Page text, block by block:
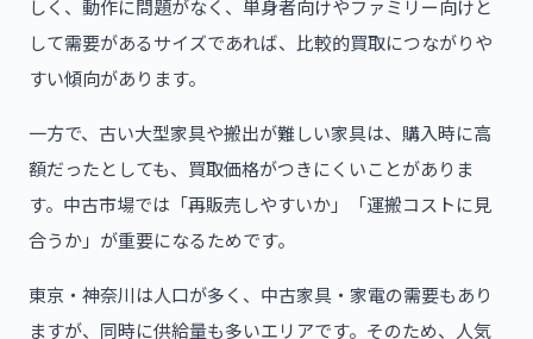
しく、動作に問題がなく、単身者向けやファミリー向けと
して需要があるサイズであれば、比較的買取につながりや
すい傾向があります。
一方で、古い大型家具や搬出が難しい家具は、購入時に高
額だったとしても、買取価格がつきにくいことがありま
す。中古市場では「再販売しやすいか」「運搬コストに見
合うか」が重要になるためです。
東京・神奈川は人口が多く、中古家具・家電の需要もあり
ますが、同時に供給量も多いエリアです。そのため、人気